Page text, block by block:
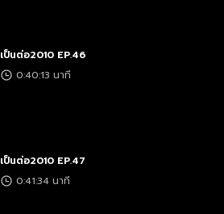
เป็นต่อ2010 EP.46
0:40:13 นาที
เป็นต่อ2010 EP.47
0:41:34 นาที